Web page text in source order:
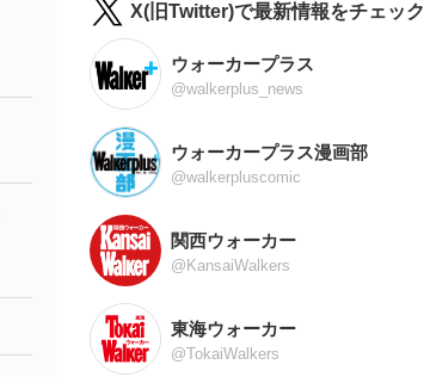
X(旧Twitter)で最新情報をチェック
ウォーカープラス
@walkerplus_news
ウォーカープラス漫画部
@walkerpluscomic
関西ウォーカー
@KansaiWalkers
東海ウォーカー
@TokaiWalkers